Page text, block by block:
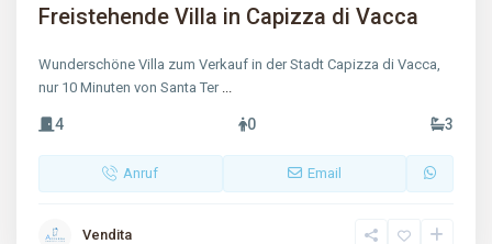
Freistehende Villa in Capizza di Vacca
Wunderschöne Villa zum Verkauf in der Stadt Capizza di Vacca,
nur 10 Minuten von Santa Ter
4 0 3
Anruf Email
Vendita